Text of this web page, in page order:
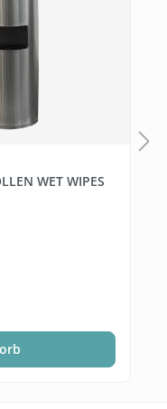
WET WIPES